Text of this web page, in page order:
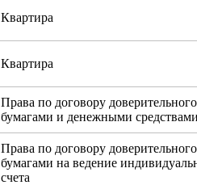
Квартира
Квартира
Права по договору
бумагами и денежными средствами
Права по договору
бумагами на ведение
счета